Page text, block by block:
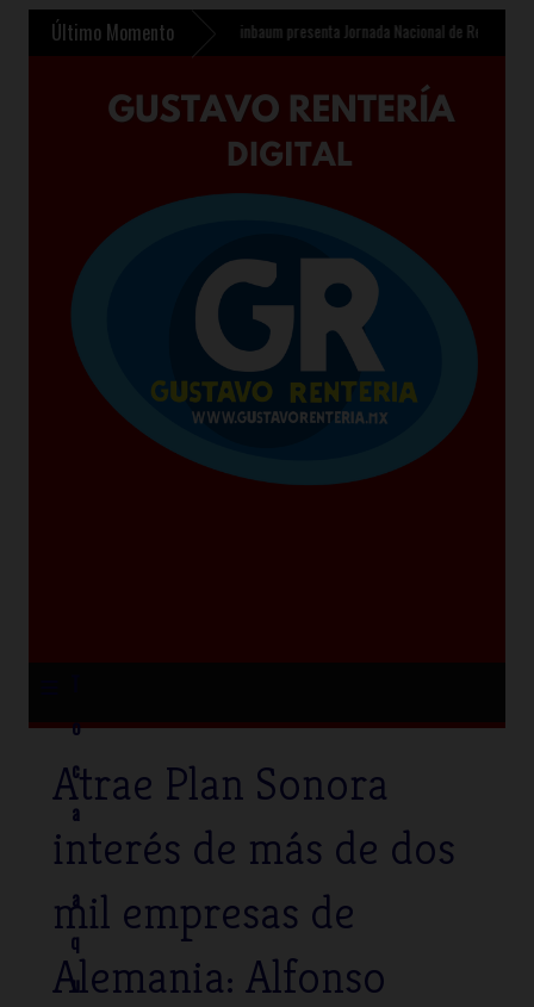
Último Momento
en Chalco »Sheinbaum presenta Jornada Nacional de Reforestación 2026
o
c
a
a
q
u
Atrae Plan Sonora
interés de más de dos
mil empresas de
Alemania: Alfonso